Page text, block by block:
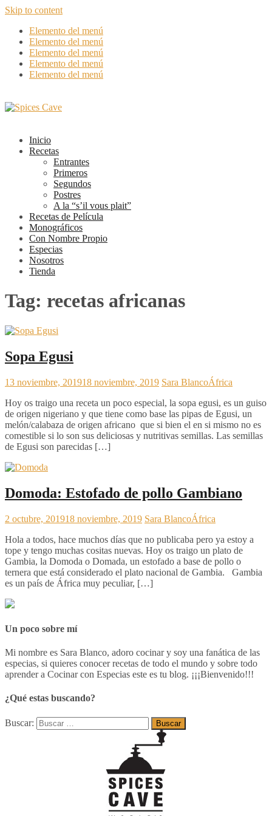
Skip to content
Elemento del menú
Elemento del menú
Elemento del menú
Elemento del menú
Elemento del menú
Inicio
Recetas
Entrantes
Primeros
Segundos
Postres
A la “s’il vous plait”
Recetas de Película
Monográficos
Con Nombre Propio
Especias
Nosotros
Tienda
Tag: recetas africanas
Sopa Egusi
13 noviembre, 201918 noviembre, 2019 Sara BlancoÁfrica
Hoy os traigo una receta un poco especial, la sopa egusi, es un guiso
de origen nigeriano y que tiene como base las pipas de Egusi, un
melón/calabaza de origen africano que si bien el en si mismo no es
comestible si lo son sus deliciosas y nutritivas semillas. Las semillas
de Egusi son parecidas […]
Domoda: Estofado de pollo Gambiano
2 octubre, 201918 noviembre, 2019 Sara BlancoÁfrica
Hola a todos, hace muchos días que no publicaba pero ya estoy a
tope y tengo muchas cositas nuevas. Hoy os traigo un plato de
Gambia, la Domoda o Domada, un estofado a base de pollo o
ternera que está considerado el plato nacional de Gambia. Gambia
es un país de África muy peculiar, […]
Un poco sobre mí
Mi nombre es Sara Blanco, adoro cocinar y soy una fanática de las
especias, si quieres conocer recetas de todo el mundo y sobre todo
aprender a Cocinar con Especias este es tu blog. ¡¡¡Bienvenido!!!
¿Qué estas buscando?
Buscar: